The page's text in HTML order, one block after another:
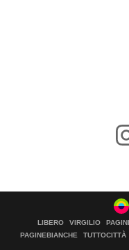
LIBERO VIRGILIO
PAGINEBIANCHE
TUTTOCITTÀ